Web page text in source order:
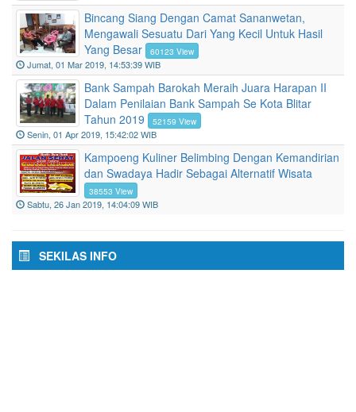
Bincang Siang Dengan Camat Sananwetan,
Mengawali Sesuatu Dari Yang Kecil Untuk Hasil
Yang Besar
60123 View
Jumat, 01 Mar 2019, 14:53:39 WIB
Bank Sampah Barokah Meraih Juara Harapan II
Dalam Penilaian Bank Sampah Se Kota Blitar
Tahun 2019
52159 View
Senin, 01 Apr 2019, 15:42:02 WIB
Kampoeng Kuliner Belimbing Dengan Kemandirian
dan Swadaya Hadir Sebagai Alternatif Wisata
38553 View
Sabtu, 26 Jan 2019, 14:04:09 WIB
SEKILAS INFO